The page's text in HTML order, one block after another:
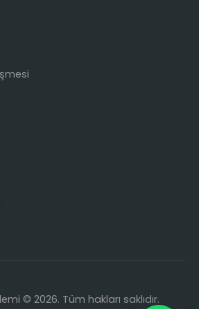
© 2026. Tüm hakları saklıdır.